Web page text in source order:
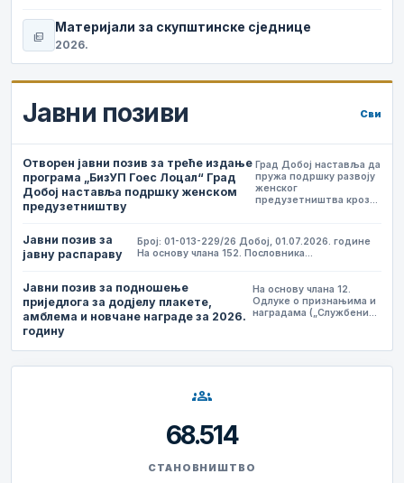
picture_as_pdf
Материјали за скупштинске сједнице
2026.
Јавни позиви Сви
Отворен јавни позив за треће издање
програма „БизУП Гоес Лоцал“ Град
Добој наставља подршку женском
предузетништву
Град Добој наставља да
пружа подршку развоју
женског
предузетништва кроз…
Јавни позив за
јавну распараву
Број: 01-013-229/26 Добој, 01.07.2026. године
На основу члана 152. Пословника…
Јавни позив за подношење
приједлога за додјелу плакете,
амблема и новчане награде за 2026.
годину
На основу члана 12.
Одлуке о признањима и
наградама („Службени…
groups
68.514
СТАНОВНИШТВО